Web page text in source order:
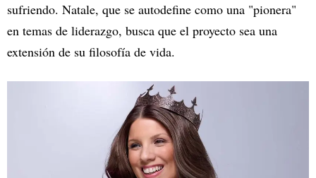
sufriendo. Natale, que se autodefine como una "pionera"
en temas de liderazgo, busca que el proyecto sea una
extensión de su filosofía de vida.